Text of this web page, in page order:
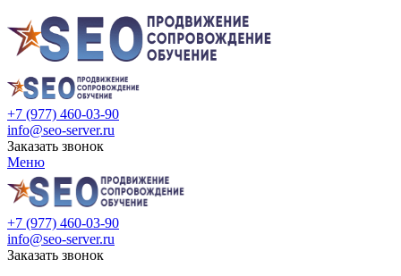
+7 (977) 460-03-90
info@seo-server.ru
Заказать звонок
Меню
+7 (977) 460-03-90
info@seo-server.ru
Заказать звонок